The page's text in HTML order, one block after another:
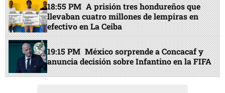
18:55 PM A prisión tres hondureños que
llevaban cuatro millones de lempiras en
efectivo en La Ceiba
19:15 PM México sorprende a Concacaf y
anuncia decisión sobre Infantino en la FIFA